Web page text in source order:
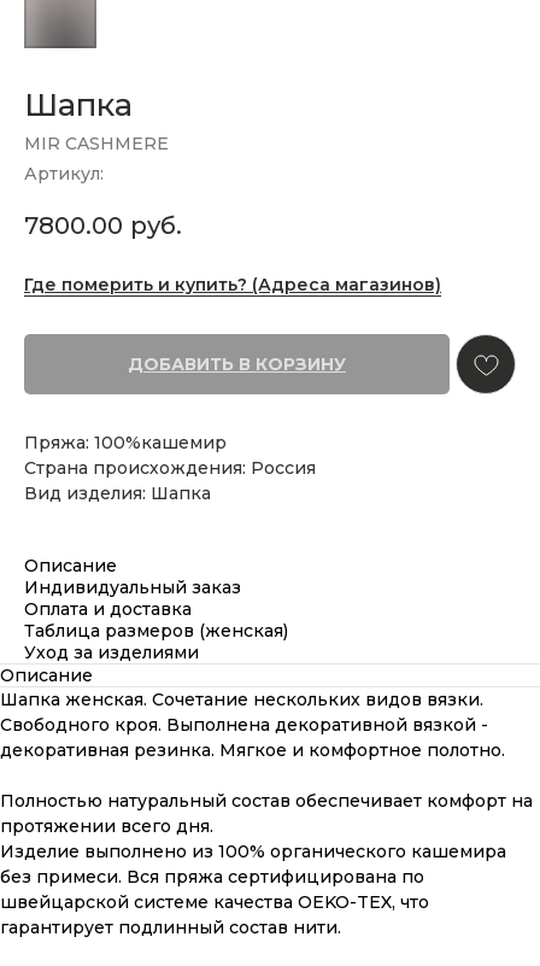
Шапка
MIR CASHMERE
Артикул:
7800.00 руб.
Где померить и купить? (Адреса магазинов)
ДОБАВИТЬ В КОРЗИНУ
Пряжа: 100%кашемир
Страна происхождения: Россия
Вид изделия: Шапка
Описание
Индивидуальный заказ
Оплата и доставка
Таблица размеров (женская)
Уход за изделиями
Описание
Шапка женская. Сочетание нескольких видов вязки.
Свободного кроя. Выполнена декоративной вязкой -
декоративная резинка. Мягкое и комфортное полотно.
Полностью натуральный состав обеспечивает комфорт на
протяжении всего дня.
Изделие выполнено из 100% органического кашемира
без примеси. Вся пряжа сертифицирована по
швейцарской системе качества OEKO-TEX, что
гарантирует подлинный состав нити.